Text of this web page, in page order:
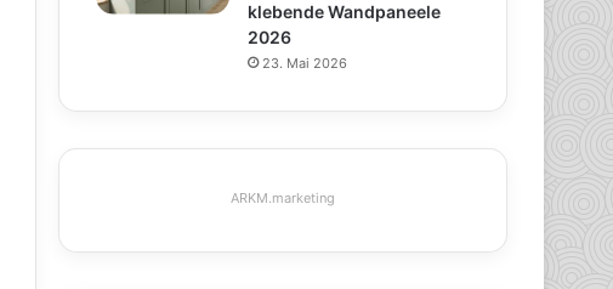
klebende Wandpaneele
2026
23. Mai 2026
ARKM.marketing